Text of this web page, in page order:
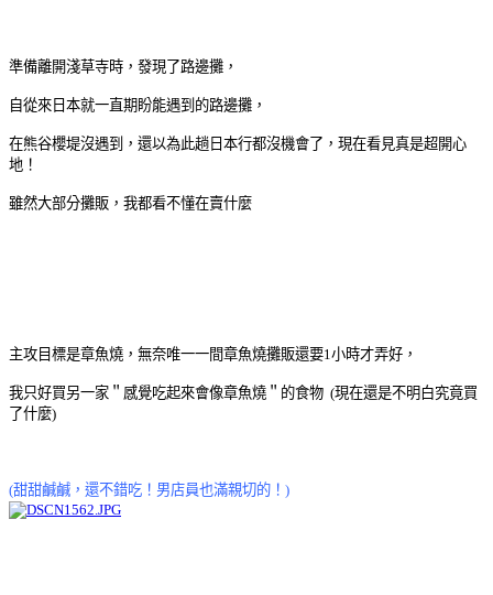
準備離開淺草寺時，發現了路邊攤，
自從來日本就一直期盼能遇到的路邊攤，
在熊谷櫻堤沒遇到，還以為此趟日本行都沒機會了，現在看見真是超開心
地！
雖然大部分攤販，我都看不懂在賣什麼
主攻目標是章魚燒，無奈唯一一間章魚燒攤販還要1小時才弄好，
我只好買另一家＂感覺吃起來會像章魚燒＂的食物 (現在還是不明白究竟買
了什麼)
(甜甜鹹鹹，還不錯吃！男店員也滿親切的！)